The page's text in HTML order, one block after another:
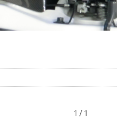
1 / 1